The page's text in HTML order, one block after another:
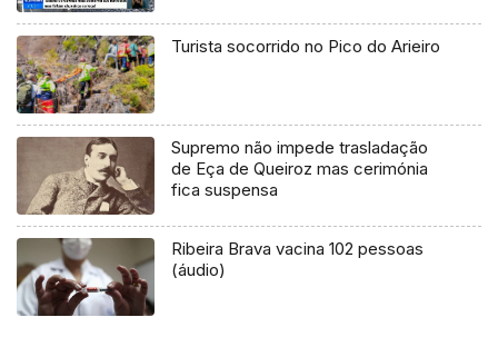
Turista socorrido no Pico do Arieiro
Supremo não impede trasladação
de Eça de Queiroz mas cerimónia
fica suspensa
Ribeira Brava vacina 102 pessoas
(áudio)